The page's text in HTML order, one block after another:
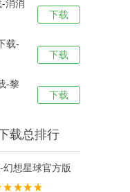
下载
消消
卓
下载
载-
安
下载
-黎
载总排行
想星球官方版